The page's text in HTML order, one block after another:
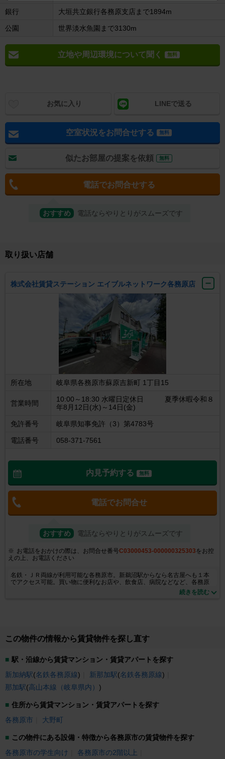
銀行 大垣共立銀行各務原支店まで1894m
公園 世界淡水魚園まで3130m
立地や周辺環境について聞く 無料
お気に入り LINEで送る
空室状況をお問合せする 無料
似たお部屋の提案を依頼 無料
電話でお問合せする
おすすめ 電話ならやりとりがスムーズです
取り扱い店舗
株式会社賃貸ステーション エイブルネットワーク各務原店
所在地 岐阜県各務原市蘇原吉新町 1丁目15
営業時間
10:00～18:30 水曜日定休日 夏季休暇令和８
年8月12日(水)～14日(金)
免許番号 岐阜県知事免許（3）第4783号
電話番号 058-371-7561
内見予約する 無料
電話でお問合せ
おすすめ 電話ならやりとりがスムーズです
お電話をおかけの際は、お問合せ番号C03000453-000000325303 をお控
えの上、お電話ください
名鉄・ＪＲ両線が利用可能な各務原市。新鵜沼駅からなら名古屋へも１本
でアクセス可能。買い物に便利なお店や、飲食店、病院などなど、各務原
市近郊のことならおまかせ！お部屋探しの不安や疑問、なんでもお気軽に
続きを読む
この物件の情報から賃貸物件を探し直す
駅・沿線から賃貸マンション・賃貸アパートを探す
新加納駅(名鉄各務原線) 新那加駅(名鉄各務原線)
那加駅(高山本線（岐阜県内） )
住所から賃貸マンション・賃貸アパートを探す
各務原市
大野町
この物件にある設備・特徴から各務原市の賃貸物件を探す
各務原市の学生向け
各務原市の2階以上